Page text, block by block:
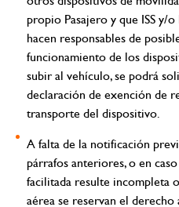
propio Pasajero y que ISS y/
hacen responsables de
funcionamiento de los
subir al vehículo, se podrá
declaración de exención de
transporte del dispositivo.
A falta de la notificación
párrafos anteriores, o en
facilitada resulte incompleta
aérea se reservan el